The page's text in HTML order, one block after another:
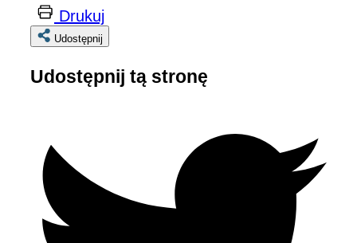
Drukuj
Udostępnij
Udostępnij tą stronę